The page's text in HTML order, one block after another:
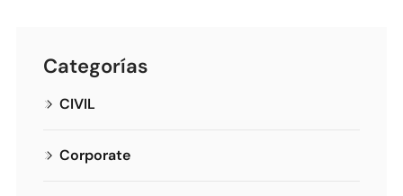
Categorías
CIVIL
Corporate